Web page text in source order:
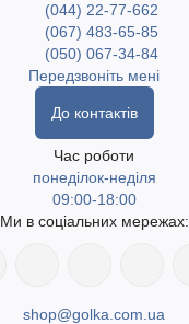
(044) 22-77-662
(067) 483-65-85
(050) 067-34-84
Передзвоніть мені
До контактів
Час роботи
понеділок-неділя
09:00-18:00
Ми в соціальних мережах:
shop@golka.com.ua